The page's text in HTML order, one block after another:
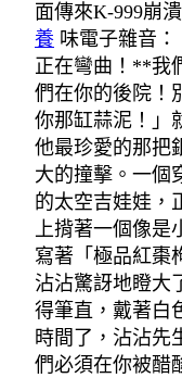
面傳來K-999崩
養 味電子雜音
正在彎曲！**我
們在你的後院
你那缸蒜泥！」
他最珍愛的那把
大的撞擊。一個
的太空吉娃娃，
上揹著一個像是
寫著「極品紅
沾沾驚訝地瞪大
得筆直，戴著白
時間了，沾沾先
們必須在你被醋